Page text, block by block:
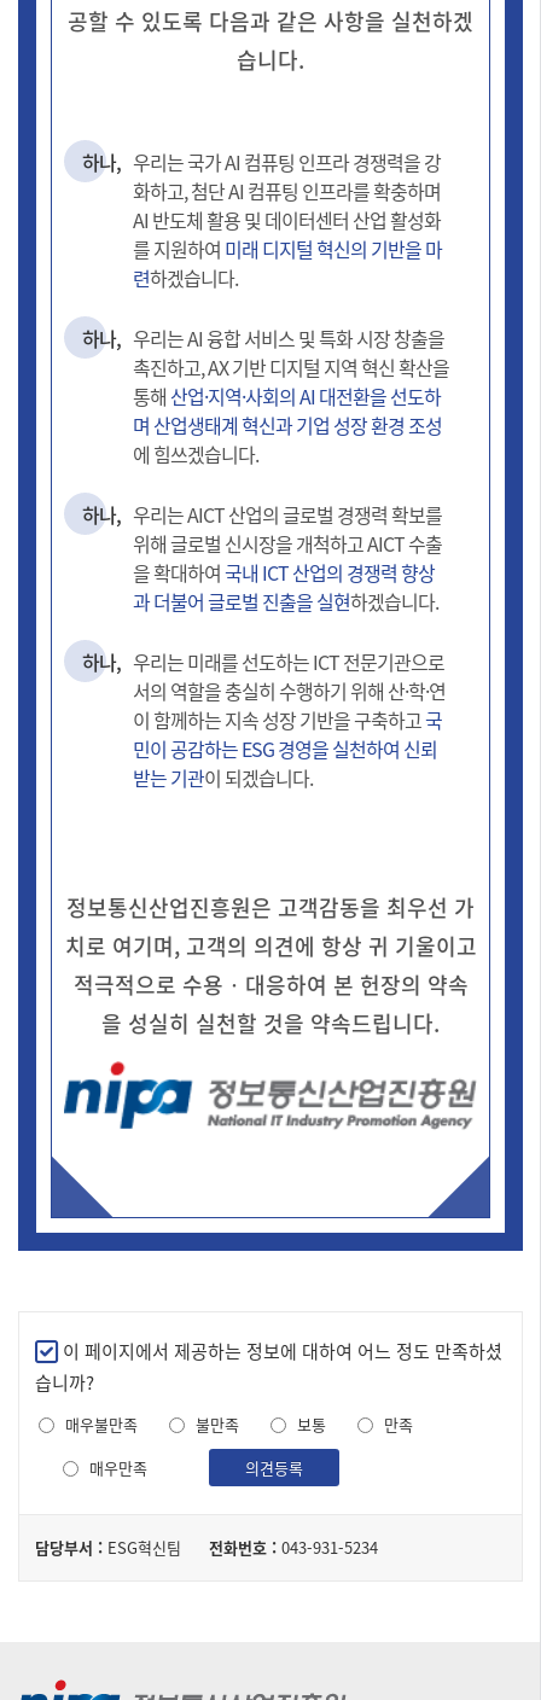
공할 수 있도록 다음과 같은 사항을 실천하겠
습니다.
하나, 우리는 국가 AI 컴퓨팅 인프라 경쟁력을 강
화하고, 첨단 AI 컴퓨팅 인프라를 확충하며
AI 반도체 활용 및 데이터센터 산업 활성화
를 지원하여 미래 디지털 혁신의 기반을 마
련하겠습니다.
하나, 우리는 AI 융합 서비스 및 특화 시장 창출을
촉진하고, AX 기반 디지털 지역 혁신 확산을
통해 산업·지역·사회의 AI 대전환을 선도하
며 산업생태계 혁신과 기업 성장 환경 조성
에 힘쓰겠습니다.
하나, 우리는 AICT 산업의 글로벌 경쟁력 확보를
위해 글로벌 신시장을 개척하고 AICT 수출
을 확대하여국내 ICT 산업의 경쟁력 향상
과 더불어 글로벌 진출을 실현하겠습니다.
하나, 우리는 미래를 선도하는 ICT 전문기관으로
서의 역할을 충실히 수행하기 위해 산·학·연
이 함께하는 지속 성장 기반을 구축하고국
민이 공감하는 ESG 경영을 실천하여 신뢰
받는 기관이 되겠습니다.
정보통신산업진흥원은 고객감동을 최우선 가
치로 여기며, 고객의 의견에 항상 귀 기울이고
적극적으로 수용‧대응하여 본 헌장의 약속
을 성실히 실천할 것을 약속드립니다.
만
족
도
조
이 페이지에서 제공하는 정보에 대하여 어느 정도 만족하셨
습니까?
매우불만족 불만족 보통
만족
매우만족
의견등록
당
담당부서 : ESG혁신팀 전화번호 : 043-931-5234